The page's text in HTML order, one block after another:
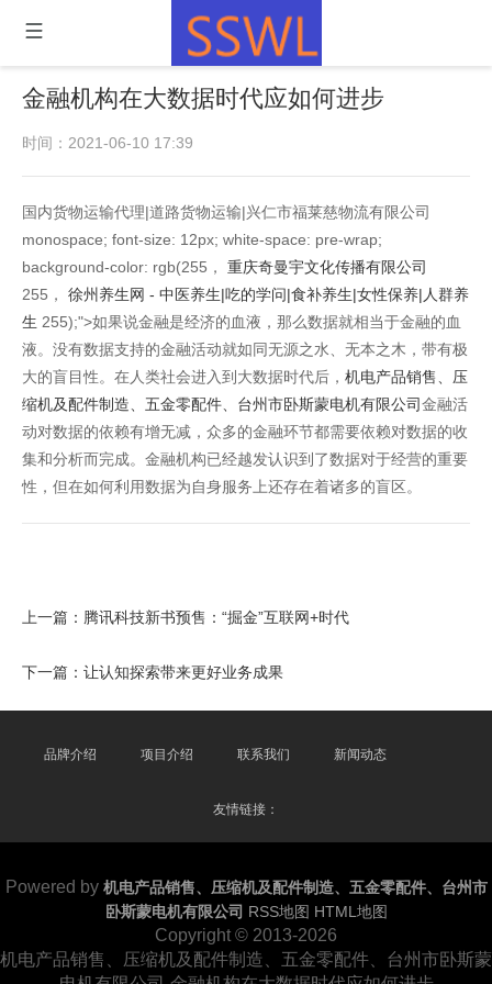
金融机构在大数据时代应如何进步
时间：2021-06-10 17:39
国内货物运输代理|道路货物运输|兴仁市福莱慈物流有限公司
monospace; font-size: 12px; white-space: pre-wrap;
background-color: rgb(255， 重庆奇曼宇文化传播有限公司
255， 徐州养生网 - 中医养生|吃的学问|食补养生|女性保养|人群养
生 255);">如果说金融是经济的血液，那么数据就相当于金融的血
液。没有数据支持的金融活动就如同无源之水、无本之木，带有极
大的盲目性。在人类社会进入到大数据时代后， 机电产品销售、压
缩机及配件制造、五金零配件、台州市卧斯蒙电机有限公司金融活
动对数据的依赖有增无减，众多的金融环节都需要依赖对数据的收
集和分析而完成。金融机构已经越发认识到了数据对于经营的重要
性，但在如何利用数据为自身服务上还存在着诸多的盲区。
上一篇： 腾讯科技新书预售：“掘金”互联网+时代
下一篇： 让认知探索带来更好业务成果
品牌介绍 项目介绍 联系我们 新闻动态
友情链接：
Powered by 机电产品销售、压缩机及配件制造、五金零配件、台州市
卧斯蒙电机有限公司 RSS地图 HTML地图
Copyright © 2013-2026
机电产品销售、压缩机及配件制造、五金零配件、台州市卧斯蒙